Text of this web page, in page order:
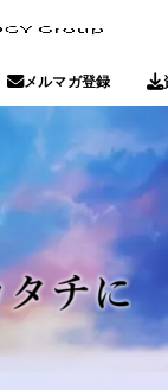
メルマガ登録